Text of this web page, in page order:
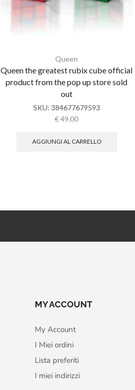
Queen
Queen the greatest rubix cube official
product from the pop up store sold
out
SKU: 384677679593
€49.00
AGGIUNGI AL CARRELLO
MY ACCOUNT
My Account
I Miei ordini
Lista preferiti
I miei indirizzi